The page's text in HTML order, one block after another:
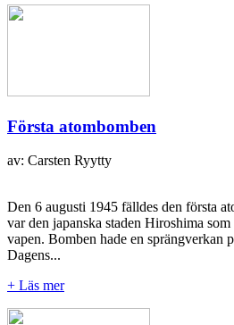
Första atombomben
av: Carsten Ryytty
Den 6 augusti 1945 fälldes den första
var den japanska staden Hiroshima som
vapen. Bomben hade en sprängverkan
Dagens...
+ Läs mer